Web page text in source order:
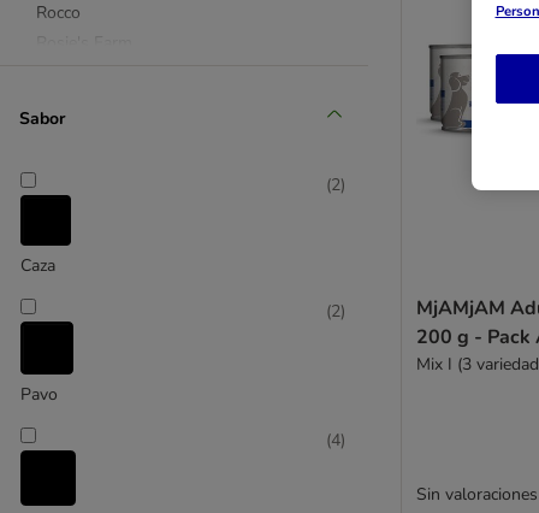
Rocco
Wolf of Wilderness
Alpha Spirit
Belcando
Best Nature
BugBell
Sabor
Caza
(2)
Pavo
(2)
(4)
MjAMjAM
200 g - Pack
Mix I (3
Sin valoraciones